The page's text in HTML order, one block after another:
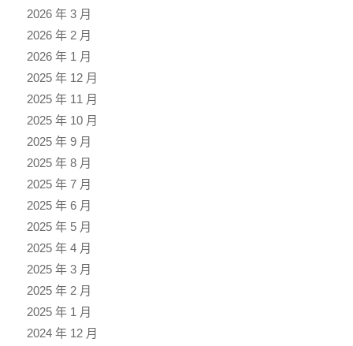
2026 年 3 月
2026 年 2 月
2026 年 1 月
2025 年 12 月
2025 年 11 月
2025 年 10 月
2025 年 9 月
2025 年 8 月
2025 年 7 月
2025 年 6 月
2025 年 5 月
2025 年 4 月
2025 年 3 月
2025 年 2 月
2025 年 1 月
2024 年 12 月